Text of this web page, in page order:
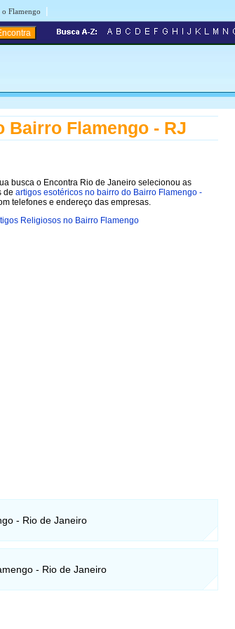
o Flamengo |
Flamengo - RJ
busca o Encontra Rio de Janeiro selecionou as
de artigos esotéricos no bairro do Bairro Flamengo -
telefones e endereço das empresas.
Religiosos no Bairro Flamengo
- Rio de Janeiro
- Rio de Janeiro